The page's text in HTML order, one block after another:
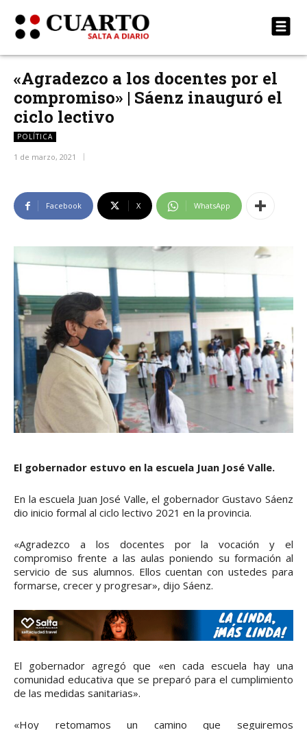
«Agradezco a los docentes por el
compromiso» | Sáenz inauguró el
ciclo lectivo
POLÍTICA
1 de marzo, 2021
Facebook X WhatsApp
El gobernador estuvo en la escuela Juan José Valle.
En la escuela Juan José Valle, el gobernador Gustavo Sáenz
dio inicio formal al ciclo lectivo 2021 en la provincia.
«Agradezco a los docentes por la vocación y el
compromiso frente a las aulas poniendo su formación al
servicio de sus alumnos. Ellos cuentan con ustedes para
formarse, crecer y progresar», dijo Sáenz.
El gobernador agregó que «en cada escuela hay una
comunidad educativa que se preparó para el cumplimiento
de las medidas sanitarias».
«Hoy retomamos un camino que seguiremos